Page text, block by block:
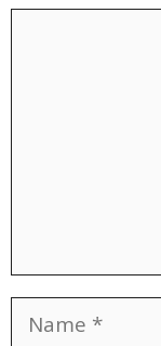
Name